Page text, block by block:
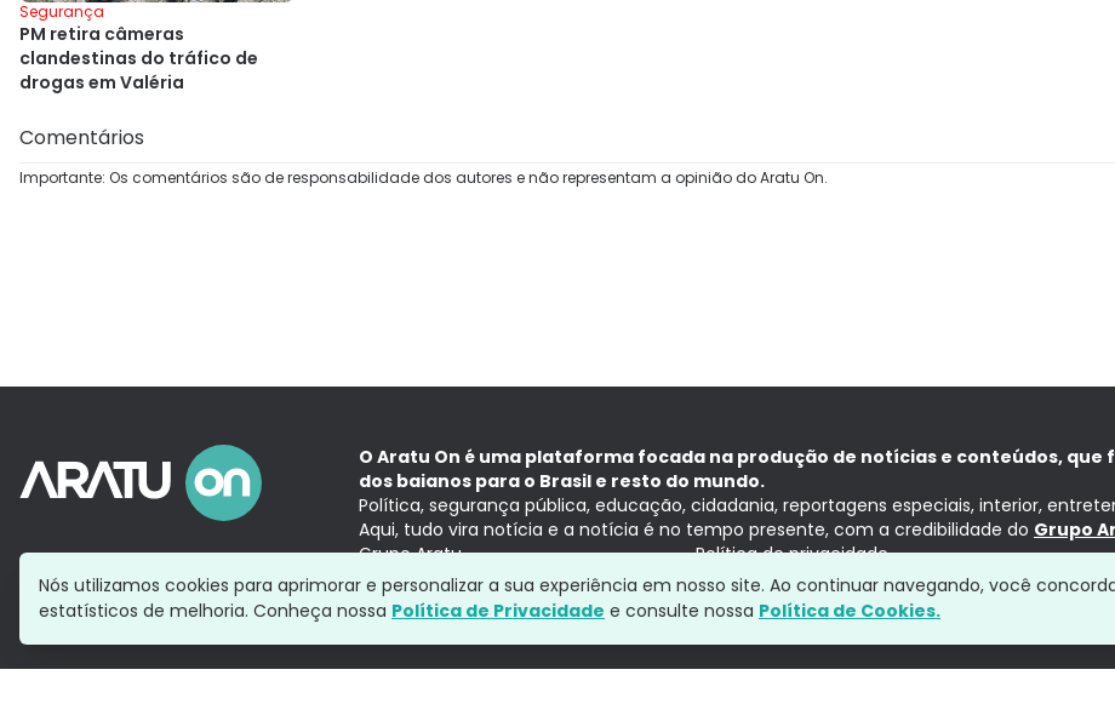
Segurança
PM retira câmeras
clandestinas do tráfico de
drogas em Valéria
Comentários
Importante: Os comentários são de responsabilidade dos autores e não representam a opinião do Aratu On.
O Aratu On é uma plataforma focada na produção de notícias e conteúdos, que
dos baianos para o Brasil e resto do mundo.
Política, segurança pública, educação, cidadania, reportagens especiais, interior,
Aqui, tudo vira notícia e a notícia é no tempo presente, com a credibilidade do Grupo
Grupo Aratu
Política de privacidade
Nós utilizamos cookies para aprimorar e personalizar a sua experiência em nosso site. Ao continuar navegando, você
estatísticos de melhoria. Conheça nossa Política de Privacidade e consulte nossa Política de Cookies.